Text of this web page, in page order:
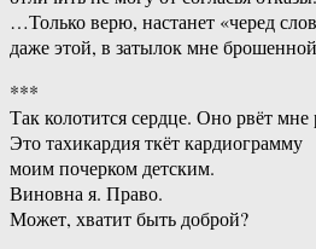
…Только верю, настанет «черед
даже этой, в затылок мне
***
Так колотится сердце. Оно рвёт мне
Это тахикардия ткёт кардиограмму
моим почерком детским.
Виновна я. Право.
Может, хватит быть доброй?